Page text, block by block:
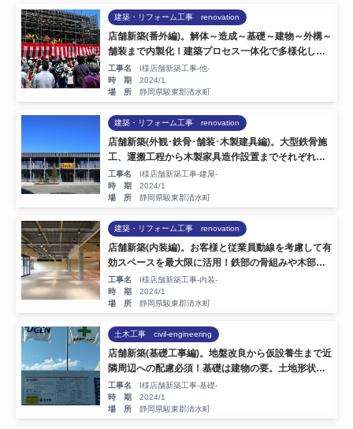
建築・リフォーム工事 renovation
店舗新築(番外編)。解体～造成～基礎～建物～外構～
舗装まで内製化！建築プロセス一体化で多様化した
社会に対応。お施主様の想いに職人集団が応えます
工事名
I様店舗新築工事-他-
時 期
2024/1
場 所
静岡県駿東郡清水町
建築・リフォーム工事 renovation
店舗新築(外観･鉄骨･舗装･木製建具編)。大型鉄骨施
工、運搬工程から木製家具造作設置までそれぞれの
持ち場で腕が光ります。竣工外観撮影もプロ。
工事名
I様店舗新築工事-建屋-
時 期
2024/1
場 所
静岡県駿東郡清水町
建築・リフォーム工事 renovation
店舗新築(内装編)。お客様と従業員動線を考慮して有
効スペースを最大限に活用！鉄部の骨組みや木部を
あえて粗く仕上げ、コスパや陳列商品にフォーカ
ス。
工事名
I様店舗新築工事-内装-
時 期
2024/1
場 所
静岡県駿東郡清水町
土木工事 civil-engineering
店舗新築(基礎工事編)。地盤改良から仮設養生まで近
隣周辺への配慮必須！基礎は建物の要。土地形状や
勾配、土質等は一つとして同じところはありませ
ん。
工事名
I様店舗新築工事-基礎-
時 期
2024/1
場 所
静岡県駿東郡清水町